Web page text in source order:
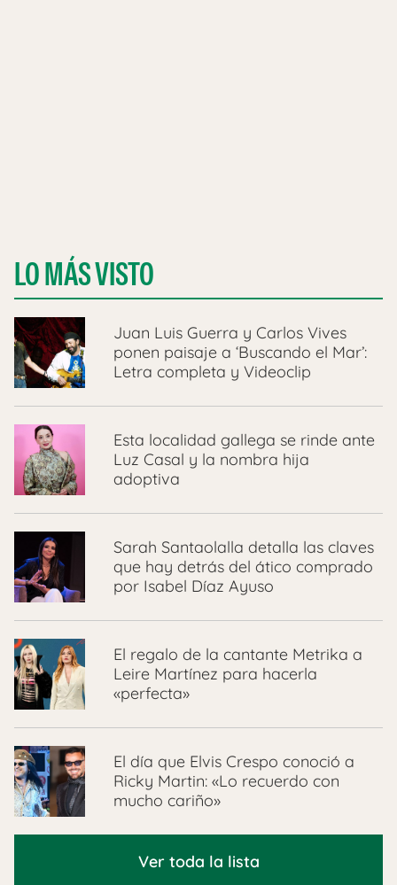
LO MÁS VISTO
Juan Luis Guerra y Carlos Vives
ponen paisaje a ‘Buscando el Mar’:
Letra completa y Videoclip
Esta localidad gallega se rinde ante
Luz Casal y la nombra hija
adoptiva
Sarah Santaolalla detalla las claves
que hay detrás del ático comprado
por Isabel Díaz Ayuso
El regalo de la cantante Metrika a
Leire Martínez para hacerla
«perfecta»
El día que Elvis Crespo conoció a
Ricky Martin: «Lo recuerdo con
mucho cariño»
Ver toda la lista